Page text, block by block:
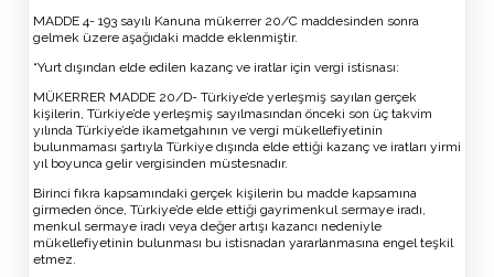
MADDE 4- 193 sayılı Kanuna mükerrer 20/C maddesinden sonra
gelmek üzere aşağıdaki madde eklenmiştir.
“Yurt dışından elde edilen kazanç ve iratlar için vergi istisnası:
MÜKERRER MADDE 20/D- Türkiye’de yerleşmiş sayılan gerçek
kişilerin, Türkiye’de yerleşmiş sayılmasından önceki son üç takvim
yılında Türkiye’de ikametgahının ve vergi mükellefiyetinin
bulunmaması şartıyla Türkiye dışında elde ettiği kazanç ve iratları yirmi
yıl boyunca gelir vergisinden müstesnadır.
Birinci fıkra kapsamındaki gerçek kişilerin bu madde kapsamına
girmeden önce, Türkiye’de elde ettiği gayrimenkul sermaye iradı,
menkul sermaye iradı veya değer artışı kazancı nedeniyle
mükellefiyetinin bulunması bu istisnadan yararlanmasına engel teşkil
etmez.